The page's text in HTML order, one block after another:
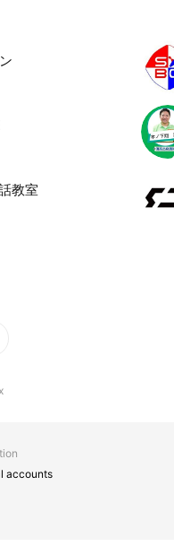
教室
accounts